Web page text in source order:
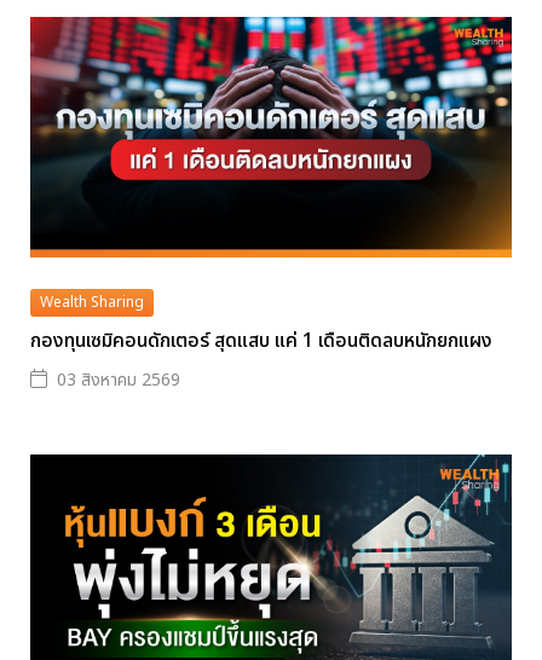
Wealth Sharing
กองทุนเซมิคอนดักเตอร์ สุดแสบ แค่ 1 เดือนติดลบหนักยกแผง
03 สิงหาคม 2569